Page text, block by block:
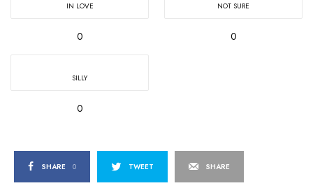
IN LOVE
0
NOT SURE
0
SILLY
0
SHARE 0 TWEET SHARE